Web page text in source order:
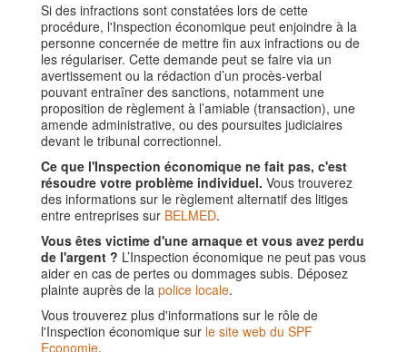
Si des infractions sont constatées lors de cette
procédure, l'Inspection économique peut enjoindre à la
personne concernée de mettre fin aux infractions ou de
les régulariser. Cette demande peut se faire via un
avertissement ou la rédaction d’un procès-verbal
pouvant entraîner des sanctions, notamment une
proposition de règlement à l’amiable (transaction), une
amende administrative, ou des poursuites judiciaires
devant le tribunal correctionnel.
Ce que l'Inspection économique ne fait pas, c'est
résoudre votre problème individuel. Vous trouverez
des informations sur le règlement alternatif des litiges
entre entreprises sur BELMED.
Vous êtes victime d'une arnaque et vous avez perdu
de l'argent ? L’Inspection économique ne peut pas vous
aider en cas de pertes ou dommages subis. Déposez
plainte auprès de la police locale.
Vous trouverez plus d'informations sur le rôle de
l'Inspection économique sur le site web du SPF
Economie.